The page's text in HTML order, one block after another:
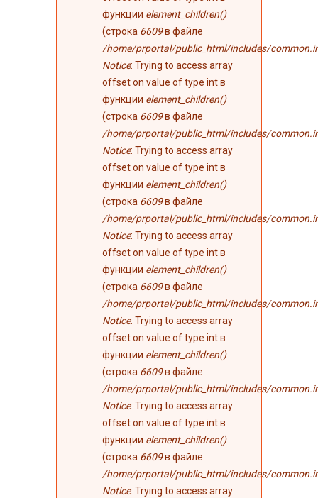
функции element_children()
(строка 6609в файле
/home/prportal/public_html/includes/
Notice: Trying to access array
offset on value of type int в
функции element_children()
(строка 6609в файле
/home/prportal/public_html/includes/
Notice: Trying to access array
offset on value of type int в
функции element_children()
(строка 6609в файле
/home/prportal/public_html/includes/
Notice: Trying to access array
offset on value of type int в
функции element_children()
(строка 6609в файле
/home/prportal/public_html/includes/
Notice: Trying to access array
offset on value of type int в
функции element_children()
(строка 6609в файле
/home/prportal/public_html/includes/
Notice: Trying to access array
offset on value of type int в
функции element_children()
(строка 6609в файле
/home/prportal/public_html/includes/
Notice: Trying to access array